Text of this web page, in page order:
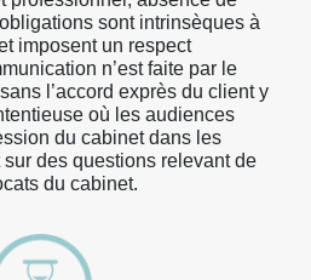
sont intrinsèques à
imposent un respect
n’est faite par le
l’accord exprès du client y
où les audiences
du cabinet dans les
des questions relevant de
du cabinet.